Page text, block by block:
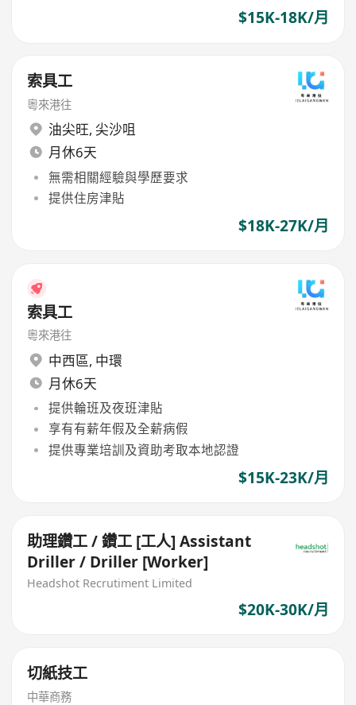
$15K-18K/月
索具工
粵來港往
油尖旺, 尖沙咀
月休6天
無需相關經驗與學歷要求
提供住房津貼
$18K-27K/月
索具工
粵來港往
中西區, 中環
月休6天
提供輪班及夜班津貼
享有有薪年假及全薪病假
提供專業培訓及資助考取本地認證
$15K-23K/月
助理鑽工 / 鑽工 [工人] Assistant
Driller / Driller [Worker]
Headshot Recrutiment Limited
$20K-30K/月
切紙技工
中華商務